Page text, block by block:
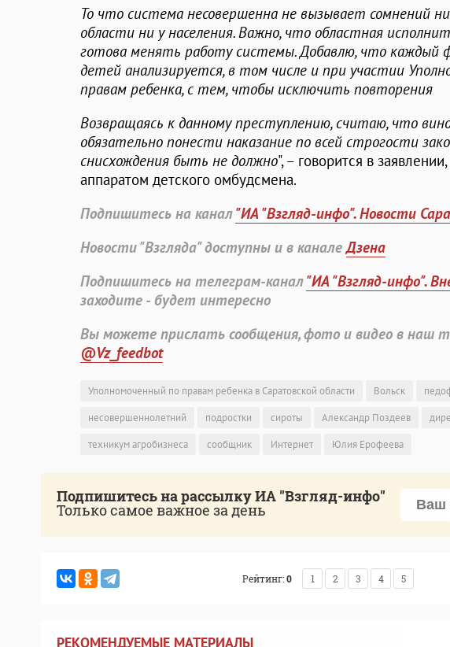
То что система несовершенна не вызывает сомнений
области ни у населения. Важно, что областная
готова менять работу системы. Добавлю, что каждый
детей анализируется, в том числе и при участии
правам ребенка, с тем, чтобы исключить повторения
Возвращаясь к данному преступлению, считаю, что
обязательно понести наказание по всей строгости
снисхождения быть не должно", – говорится в
аппаратом детского омбудсмена.
Подпишитесь на канал"ИА "Взгляд-инфо". Новости
Новости "Взгляда" доступны и в каналеДзена
Подпишитесь на телеграм-канал"ИА "Взгляд-инфо".
заходите - будет интересно
Вы можете прислать сообщения, фото и видео в наш
@Vz_feedbot
Уполномоченный по правам ребенка в Саратовской области Вольск
несовершеннолетний
подростки сироты Александр Поздеев
техникум агробизнеса
сообщник Интернет Юлия Ерофеева
Подпишитесь на рассылку ИА "Взгляд-инфо"
Только самое важное за день
Рейтинг:0 1 2 3 4 5
РЕКОМЕНДУЕМЫЕ МАТЕРИАЛЫ